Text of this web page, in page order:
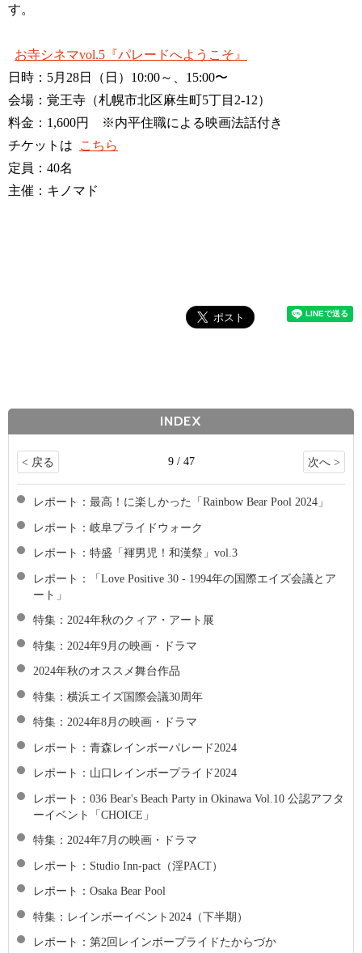
す。
お寺シネマvol.5『パレードへようこそ』
日時：5月28日（日）10:00～、15:00〜
会場：覚王寺（札幌市北区麻生町5丁目2-12）
料金：1,600円 ※内平住職による映画法話付き
チケットは
こちら
定員：40名
主催：キノマド
INDEX
< 戻る 9 / 47 次へ >
レポート：最高！に楽しかった「Rainbow Bear Pool 2024」
レポート：岐阜プライドウォーク
レポート：特盛「褌男児！和漢祭」vol.3
レポート：「Love Positive 30 - 1994年の国際エイズ会議とア
ート」
特集：2024年秋のクィア・アート展
特集：2024年9月の映画・ドラマ
2024年秋のオススメ舞台作品
特集：横浜エイズ国際会議30周年
特集：2024年8月の映画・ドラマ
レポート：青森レインボーパレード2024
レポート：山口レインボープライド2024
レポート：036 Bear's Beach Party in Okinawa Vol.10 公認アフタ
ーイベント「CHOICE」
特集：2024年7月の映画・ドラマ
レポート：Studio Inn-pact（淫PACT）
レポート：Osaka Bear Pool
特集：レインボーイベント2024（下半期）
レポート：第2回レインボープライドたからづか